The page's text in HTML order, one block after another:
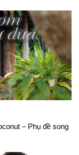
– Phụ đề song